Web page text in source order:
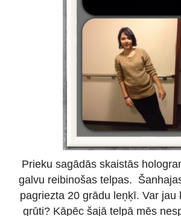
Prieku sagādās skaistās
galvu reibinošas telpas.
pagriezta 20 grādu leņķī. Var
grūti? Kāpēc šajā telpā mēs